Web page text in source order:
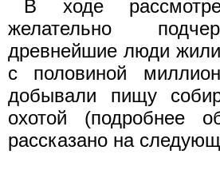
В ходе
желательно
древнейшие люди
с половиной
добывали пищу
охотой (подробнее
рассказано на